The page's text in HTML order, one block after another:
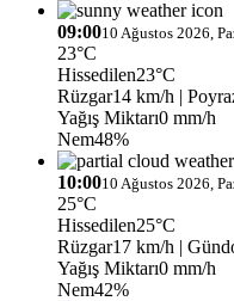
09:0010 Ağustos 2026,
23°C
Hissedilen23°C
Rüzgar14 km/h |
Yağış Miktarı0 mm/h
Nem48%
10:0010 Ağustos 2026,
25°C
Hissedilen25°C
Rüzgar17 km/h |
Yağış Miktarı0 mm/h
Nem42%